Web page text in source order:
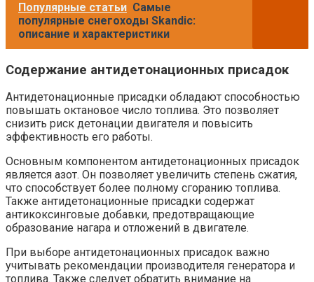
Популярные статьи Самые
популярные снегоходы Skandic:
описание и характеристики
Содержание антидетонационных присадок
Антидетонационные присадки обладают способностью
повышать октановое число топлива. Это позволяет
снизить риск детонации двигателя и повысить
эффективность его работы.
Основным компонентом антидетонационных присадок
является азот. Он позволяет увеличить степень сжатия,
что способствует более полному сгоранию топлива.
Также антидетонационные присадки содержат
антикоксинговые добавки, предотвращающие
образование нагара и отложений в двигателе.
При выборе антидетонационных присадок важно
учитывать рекомендации производителя генератора и
топлива. Также следует обратить внимание на